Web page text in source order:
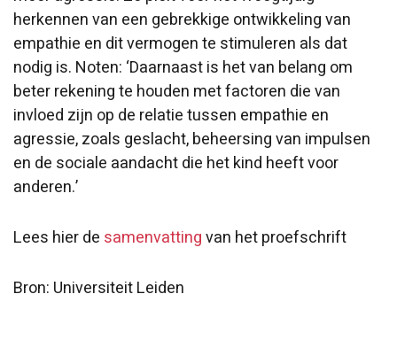
herkennen van een gebrekkige ontwikkeling van
empathie en dit vermogen te stimuleren als dat
nodig is. Noten: ‘Daarnaast is het van belang om
beter rekening te houden met factoren die van
invloed zijn op de relatie tussen empathie en
agressie, zoals geslacht, beheersing van impulsen
en de sociale aandacht die het kind heeft voor
anderen.’
Lees hier de samenvattingvan het proefschrift
Bron: Universiteit Leiden